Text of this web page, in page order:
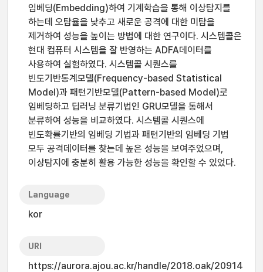
임베딩(Embedding)하여 기계학습을 통해 이상탐지를
하는데 오탐율을 낮추고 새로운 공격에 대한 미탐을
제거하여 성능을 높이는 방법에 대한 연구이다. 시스템콜은
현대 컴퓨터 시스템을 잘 반영하는 ADFA데이터를
사용하여 실험하였다. 시스템콜 시퀀스를
빈도기반통계모델(Frequency-based Statistical
Model)과 패턴기반모델(Pattern-based Model)로
임베딩하고 딥러닝 분류기법인 GRU모델을 통해서
분류하여 성능을 비교하였다. 시스템콜 시퀀스에
빈도확률기반의 임베딩 기법과 패턴기반의 임베딩 기법
모두 공격데이터를 찾는데 높은 성능을 보여주었으며,
이상탐지에 충분히 활용 가능한 성능을 확인할 수 있었다.
Language
kor
URI
https://aurora.ajou.ac.kr/handle/2018.oak/20914